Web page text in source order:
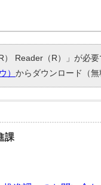
Reader（R）」が必
） からダウンロード（無
課